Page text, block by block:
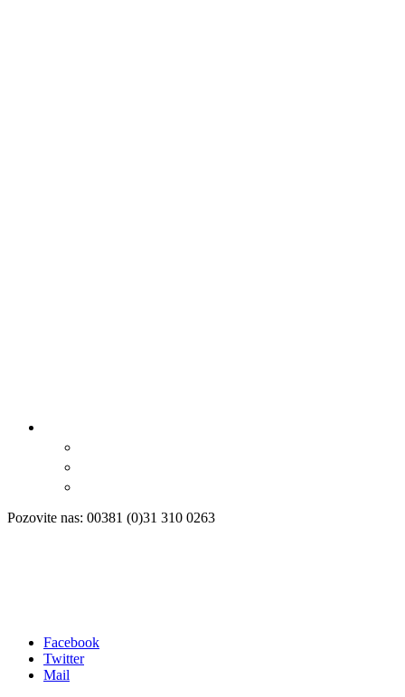
Pozovite nas: 00381 (0)31 310 0263
Facebook
Twitter
Mail